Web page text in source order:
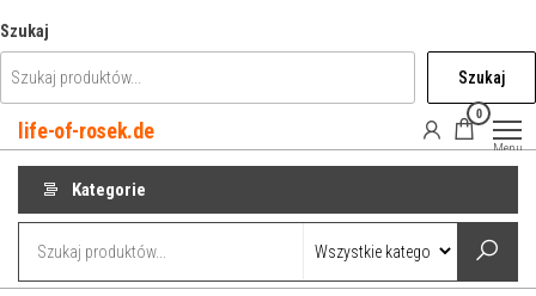
do
treści
Szukaj
Szukaj
life-of-rosek.de
0
Menu
Kategorie